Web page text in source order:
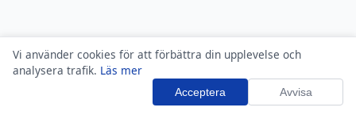
Vi använder cookies för att förbättra din upplevelse och
analysera trafik. Läs mer
Acceptera Avvisa